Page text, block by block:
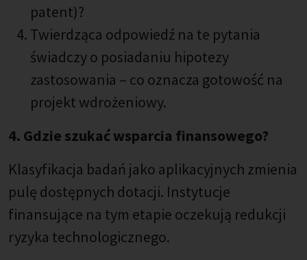
patent)?
Twierdząca odpowiedź na te pytania
świadczy o posiadaniu hipotezy
zastosowania – co oznacza gotowość na
projekt wdrożeniowy.
4. Gdzie szukać wsparcia finansowego?
Klasyfikacja badań jako aplikacyjnych zmienia
pulę dostępnych dotacji. Instytucje
finansujące na tym etapie oczekują redukcji
ryzyka technologicznego.